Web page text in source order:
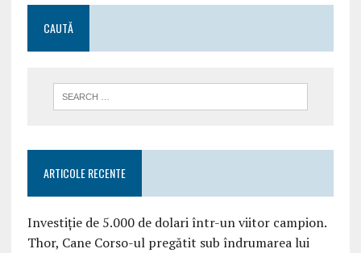
CAUTĂ
ARTICOLE RECENTE
Investiție de 5.000 de dolari într-un viitor campion.
Thor, Cane Corso-ul pregătit sub îndrumarea lui